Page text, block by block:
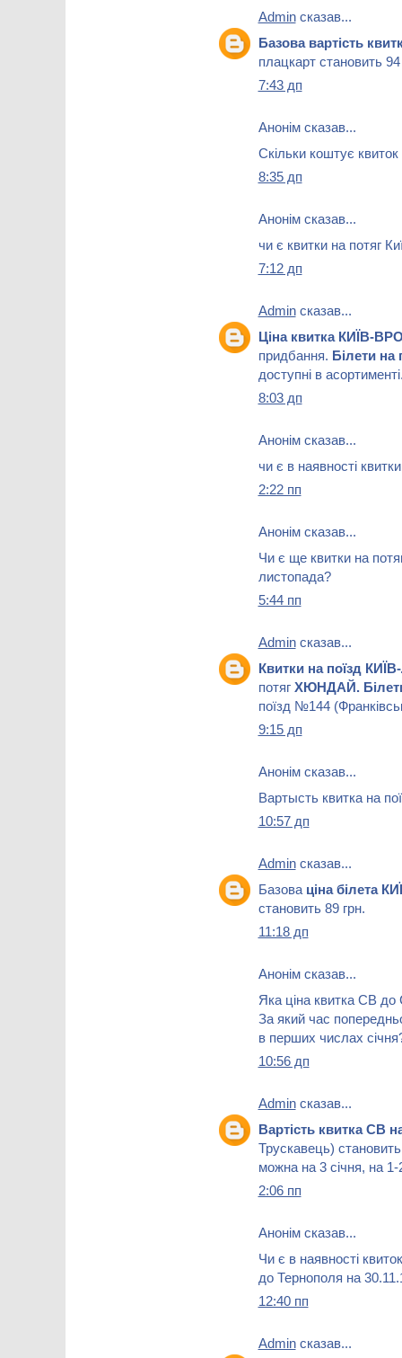
Adminсказав...
Базова вартість
плацкарт становить 94
7:43 дп
Анонім сказав...
Скільки коштує
8:35 дп
Анонім сказав...
чи є квитки на потяг
7:12 дп
Adminсказав...
Ціна квитка КИЇВ-
придбання. Білети на
доступні в
8:03 дп
Анонім сказав...
чи є в наявності
2:22 пп
Анонім сказав...
Чи є ще квитки на
листопада?
5:44 пп
Adminсказав...
Квитки на поїзд
потяг ХЮНДАЙ.
поїзд №144
9:15 дп
Анонім сказав...
Вартысть квитка на
10:57 дп
Adminсказав...
Базова ціна білета
становить 89 грн.
11:18 дп
Анонім сказав...
Яка ціна квитка СВ
За який час
в перших числах
10:56 дп
Adminсказав...
Вартість квитка СВ
Трускавець)
можна на 3 січня, на 1-
2:06 пп
Анонім сказав...
Чи є в наявності
до Тернополя на
12:40 пп
Adminсказав...